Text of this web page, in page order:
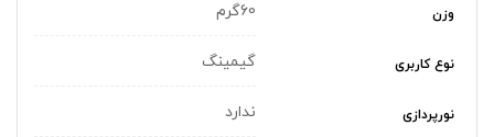
وزن 60گرم
نوع کاربری گیمینگ
نورپردازی ندارد